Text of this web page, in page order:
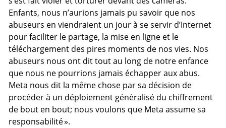
Enfants, nous n’aurions jamais pu savoir que nos
abuseurs en viendraient un jour à se servir d’Internet
pour faciliter le partage, la mise en ligne et le
téléchargement des pires moments de nos vies. Nos
abuseurs nous ont dit tout au long de notre enfance
que nous ne pourrions jamais échapper aux abus.
Meta nous dit la même chose par sa décision de
procéder à un déploiement généralisé du chiffrement
de bout en bout; nous voulons que Meta assume sa
responsabilité ».